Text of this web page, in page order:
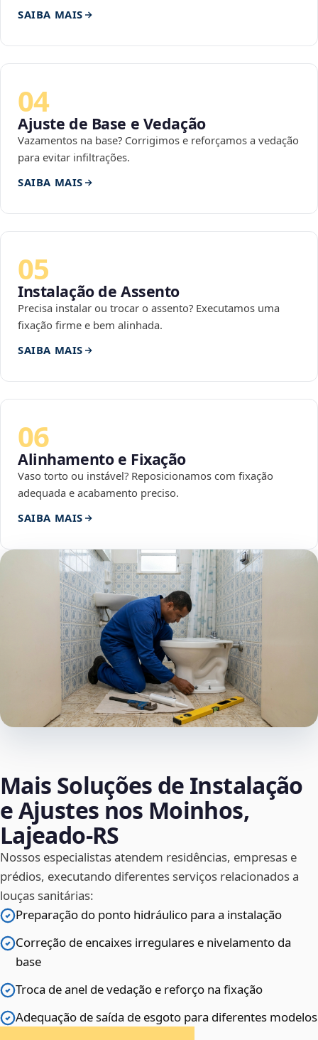
SAIBA MAIS
04
Ajuste de Base e Vedação
Vazamentos na base? Corrigimos e reforçamos a vedação
para evitar infiltrações.
SAIBA MAIS
05
Instalação de Assento
Precisa instalar ou trocar o assento? Executamos uma
fixação firme e bem alinhada.
SAIBA MAIS
06
Alinhamento e Fixação
Vaso torto ou instável? Reposicionamos com fixação
adequada e acabamento preciso.
SAIBA MAIS
Mais Soluções de Instalação
e Ajustes nos Moinhos,
Lajeado‑RS
Nossos especialistas atendem residências, empresas e
prédios, executando diferentes serviços relacionados a
louças sanitárias:
Preparação do ponto hidráulico para a instalação
Correção de encaixes irregulares e nivelamento da
base
Troca de anel de vedação e reforço na fixação
Adequação de saída de esgoto para diferentes modelos